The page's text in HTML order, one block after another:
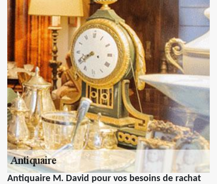
Antiquaire M. David pour vos besoins de rachat